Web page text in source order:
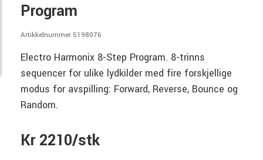
Program
Artikkelnummer 5198076
Electro Harmonix 8-Step Program. 8-trinns
sequencer for ulike lydkilder med fire forskjellige
modus for avspilling: Forward, Reverse, Bounce og
Random.
Kr 2210/stk